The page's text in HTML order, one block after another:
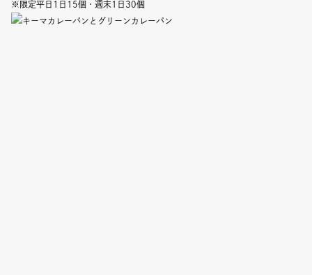
Umekiki木曜マルシェ
※限定平日1日15個・週末1日30個